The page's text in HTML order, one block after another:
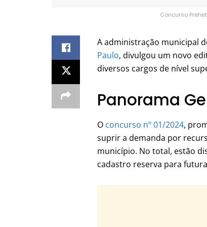
Concurso
A administração municipal
Paulo, divulgou um novo
diversos cargos de nível
Panorama
O concurso nº 01/2024,
suprir a demanda por
município. No total, estão
cadastro reserva para